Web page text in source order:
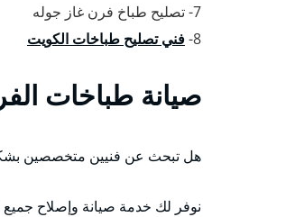
7- تصليح طباخ فرن غاز جوله
8- فني تصليح طباخات الكويت
صيانة طباخات
هل تبحث عن فنيين متخصصين
نوفر لك خدمة صيانة وإصلاح جميع